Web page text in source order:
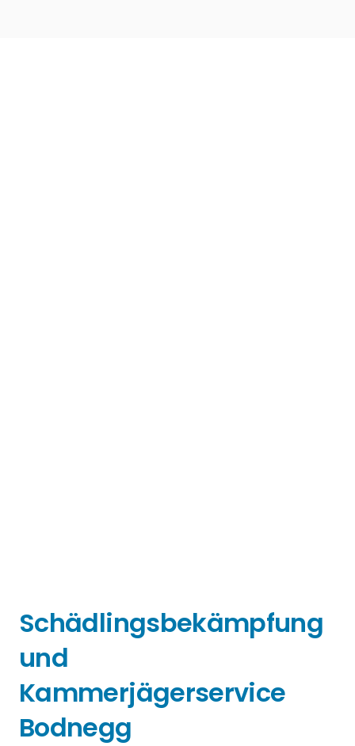
Schädlingsbekämpfung
und
Kammerjägerservice
Bodnegg